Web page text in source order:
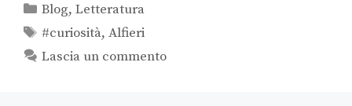
Blog,Letteratura
#curiosità,Alfieri
Lascia un commento